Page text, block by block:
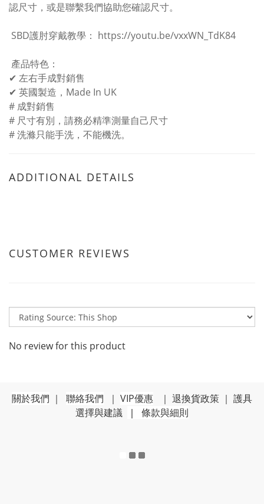
認尺寸，或是聯繫我們協助您確認尺寸。
SBD護肘穿戴教學： https://youtu.be/vxxWN_TdK84
產品特色：
✔ 左右手成對銷售
✔ 英國製造，Made In UK
# 成對銷售
# 尺寸有別，請務必精準測量自己尺寸
# 洗滌只能手洗，不能機洗。
ADDITIONAL DETAILS
CUSTOMER REVIEWS
No review for this product
關於我們 ｜ 聯絡我們 ｜ VIP優惠 ｜ 退換貨政策 ｜ 護具
選擇與建議
｜ 條款與細則